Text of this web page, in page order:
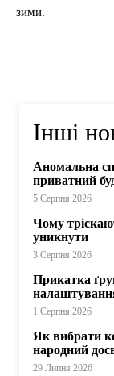
зими.
Інші
Аномальна
приватний
5 Серпня 2026
Чому
уникнути
3 Серпня 2026
Прикатка
1 Серпня 2026
Як вибрати
народний
29 Липня 2026